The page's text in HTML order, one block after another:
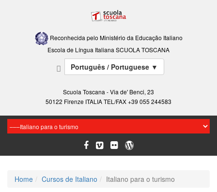
Reconhecida pelo Ministério da Educação Italiano
Escola de Língua Italiana SCUOLA TOSCANA
Português / Portuguese ▼
Scuola Toscana - Via de' Benci, 23
50122 Firenze ITALIA TEL/FAX +39 055 244583
Home Cursos de Italiano Italiano para o turismo